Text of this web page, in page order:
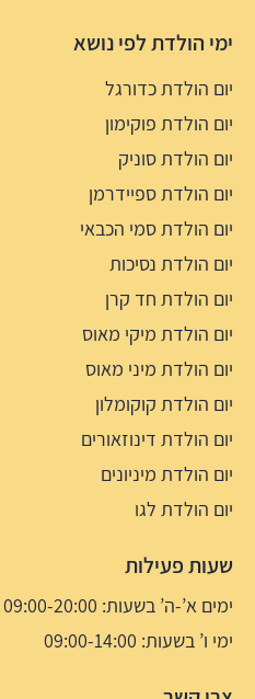
ימי הולדת לפי נושא
יום הולדת כדורגל
יום הולדת פוקימון
יום הולדת סוניק
יום הולדת ספיידרמן
יום הולדת סמי הכבאי
יום הולדת נסיכות
יום הולדת חד קרן
יום הולדת מיקי מאוס
יום הולדת מיני מאוס
יום הולדת קוקומלון
יום הולדת דינוזאורים
יום הולדת מיניונים
יום הולדת לגו
שעות פעילות
ימים א’-ה’ בשעות: 09:00-20:00
ימי ו’ בשעות: 09:00-14:00